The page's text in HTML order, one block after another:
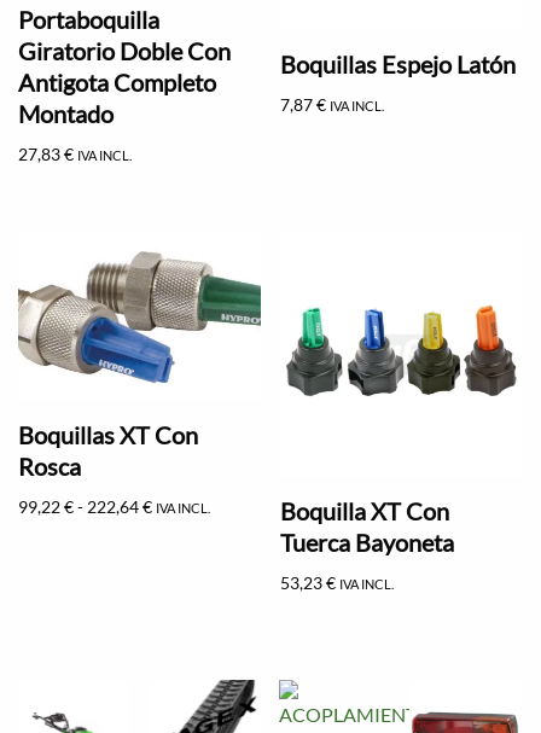
Portaboquilla
Giratorio Doble Con
Antigota Completo
Montado
27,83€ IVA INCL.
Boquillas Espejo Latón
7,87€ IVA INCL.
Boquillas XT Con
Rosca
99,22€- 222,64€ IVA INCL.
Boquilla XT Con
Tuerca Bayoneta
53,23€ IVA INCL.